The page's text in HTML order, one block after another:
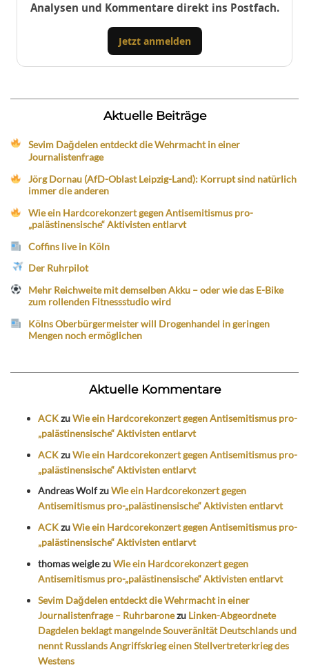
Analysen und Kommentare direkt ins Postfach.
Jetzt anmelden
Aktuelle Beiträge
Sevim Dağdelen entdeckt die Wehrmacht in einer
Journalistenfrage
Jörg Dornau (AfD-Oblast Leipzig-Land): Korrupt sind natürlich
immer die anderen
Wie ein Hardcorekonzert gegen Antisemitismus pro-
„palästinensische“ Aktivisten entlarvt
Coffins live in Köln
Der Ruhrpilot
Mehr Reichweite mit demselben Akku – oder wie das E-Bike
zum rollenden Fitnessstudio wird
Kölns Oberbürgermeister will Drogenhandel in geringen
Mengen noch ermöglichen
Aktuelle Kommentare
ACKzuWie ein Hardcorekonzert gegen Antisemitismus pro-
„palästinensische“ Aktivisten entlarvt
ACKzuWie ein Hardcorekonzert gegen Antisemitismus pro-
„palästinensische“ Aktivisten entlarvt
Andreas WolfzuWie ein Hardcorekonzert gegen
Antisemitismus pro-„palästinensische“ Aktivisten entlarvt
ACKzuWie ein Hardcorekonzert gegen Antisemitismus pro-
„palästinensische“ Aktivisten entlarvt
thomas weiglezuWie ein Hardcorekonzert gegen
Antisemitismus pro-„palästinensische“ Aktivisten entlarvt
Sevim Dağdelen entdeckt die Wehrmacht in einer
Journalistenfrage – Ruhrbaronezu Linken-Abgeordnete
Dagdelen beklagt mangelnde Souveränität Deutschlands und
nennt Russlands Angriffskrieg einen Stellvertreterkrieg des
Westens